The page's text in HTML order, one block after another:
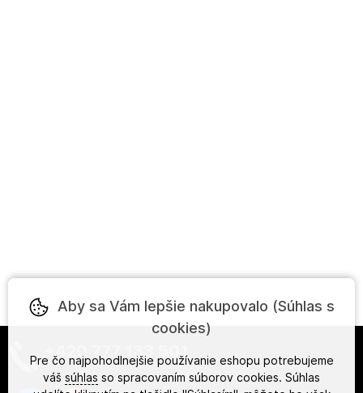
+420 777 133 501
Aby sa Vám lepšie nakupovalo (Súhlas s
cookies)
Pre čo najpohodlnejšie používanie eshopu potrebujeme
váš súhlas so spracovaním súborov cookies. Súhlas